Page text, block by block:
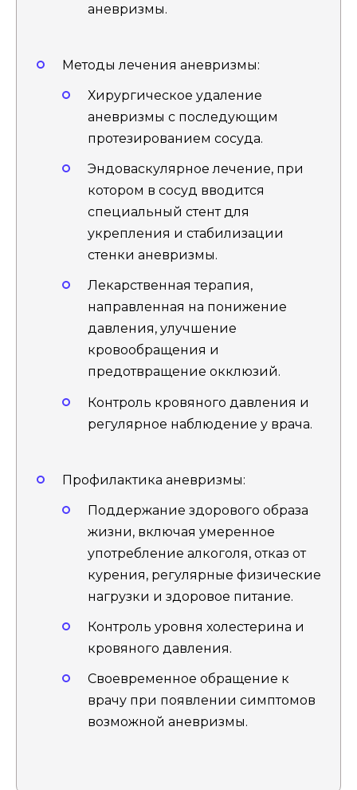
аневризмы.
Методы лечения аневризмы:
Хирургическое удаление
аневризмы с последующим
протезированием сосуда.
Эндоваскулярное лечение, при
котором в сосуд вводится
специальный стент для
укрепления и стабилизации
стенки аневризмы.
Лекарственная терапия,
направленная на понижение
давления, улучшение
кровообращения и
предотвращение окклюзий.
Контроль кровяного давления и
регулярное наблюдение у врача.
Профилактика аневризмы:
Поддержание здорового образа
жизни, включая умеренное
употребление алкоголя, отказ от
курения, регулярные физические
нагрузки и здоровое питание.
Контроль уровня холестерина и
кровяного давления.
Своевременное обращение к
врачу при появлении симптомов
возможной аневризмы.